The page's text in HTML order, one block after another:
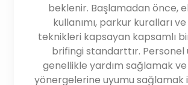
beklenir. Başlamadan önce,
kullanımı, parkur kuralları
teknikleri kapsayan kapsamlı
brifingi standarttır. Personel
genellikle yardım sağlamak
yönergelerine uyumu sağlamak